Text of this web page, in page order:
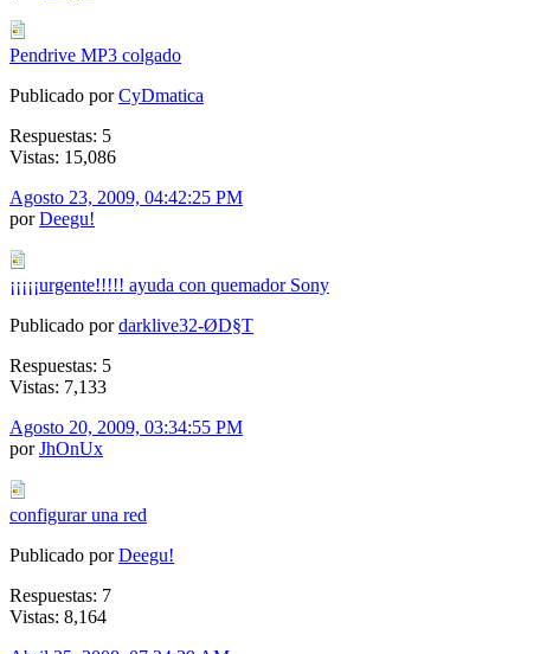
Pendrive MP3 colgado
Publicado porCyDmatica
Respuestas: 5
Vistas: 15,086
Agosto 23, 2009, 04:42:25 PM
porDeegu!
¡¡¡¡¡urgente!!!!! ayuda con quemador Sony
Publicado pordarklive32-ØD§T
Respuestas: 5
Vistas: 7,133
Agosto 20, 2009, 03:34:55 PM
porJhOnUx
configurar una red
Publicado porDeegu!
Respuestas: 7
Vistas: 8,164